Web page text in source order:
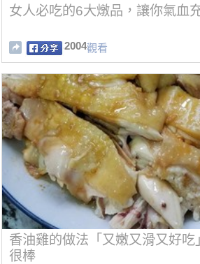
女人必吃的6大燉品，讓你氣血
2004觀看
香油雞的做法「又嫩又滑又好吃
很棒